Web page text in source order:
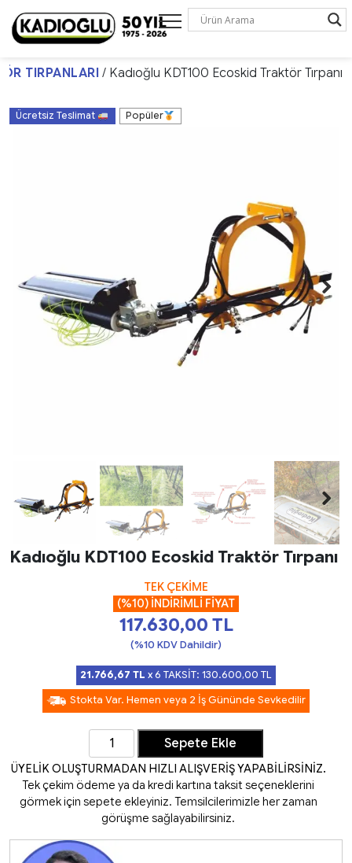
TIRPANLARI / Kadıoğlu KDT100 Ecoskid Traktör Tırpanı
Ücretsiz Teslimat Popüler
Kadıoğlu KDT100 Ecoskid Traktör Tırpanı
TEK ÇEKİME
(%10) İNDİRİMLİ FİYAT
117.630,00 TL
(%10 KDV Dahildir)
21.766,67 TL x 6 TAKSİT: 130.600,00 TL
Stokta Var. Hemen veya 2 İş Gününde Sevkedilir
Sepete Ekle
ÜYELİK OLUŞTURMADAN HIZLI ALIŞVERİŞ